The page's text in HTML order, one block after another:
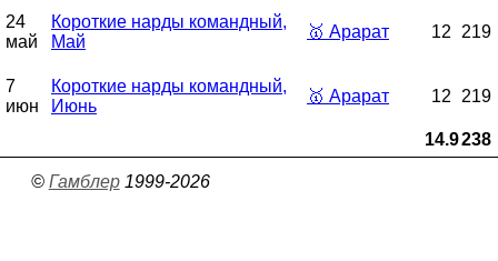
24
май
Короткие нарды командный,
Май
🥇 Арарат 12 219
7
июн
Короткие нарды командный,
Июнь
🥇 Арарат 12 219
14.9238
© Гамблер1999-2026